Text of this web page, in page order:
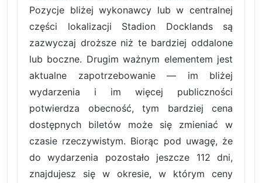
Pozycje bliżej wykonawcy lub w centralnej
części lokalizacji Stadion Docklands są
zazwyczaj droższe niż te bardziej oddalone
lub boczne. Drugim ważnym elementem jest
aktualne zapotrzebowanie — im bliżej
wydarzenia i im więcej publiczności
potwierdza obecność, tym bardziej cena
dostępnych biletów może się zmieniać w
czasie rzeczywistym. Biorąc pod uwagę, że
do wydarzenia pozostało jeszcze 112 dni,
znajdujesz się w okresie, w którym ceny